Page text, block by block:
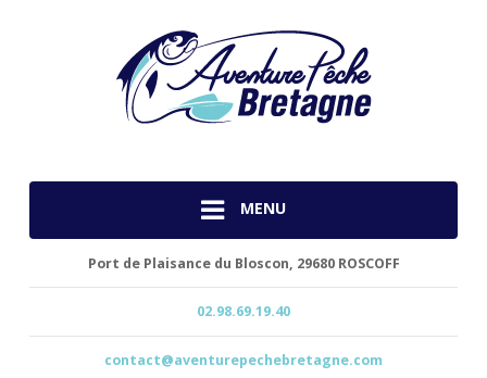
MENU
Port de Plaisance du Bloscon, 29680 ROSCOFF
02.98.69.19.40
contact@aventurepechebretagne.com